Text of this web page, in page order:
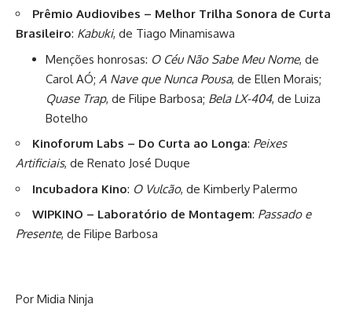
Prêmio Audiovibes – Melhor Trilha Sonora de Curta
Brasileiro: Kabuki, de Tiago Minamisawa
Menções honrosas: O Céu Não Sabe Meu Nome, de
Carol AÓ; A Nave que Nunca Pousa, de Ellen Morais;
Quase Trap, de Filipe Barbosa; Bela LX-404, de Luiza
Botelho
Kinoforum Labs – Do Curta ao Longa: Peixes
Artificiais, de Renato José Duque
Incubadora Kino: O Vulcão, de Kimberly Palermo
WIPKINO – Laboratório de Montagem: Passado e
Presente, de Filipe Barbosa
Por Midia Ninja